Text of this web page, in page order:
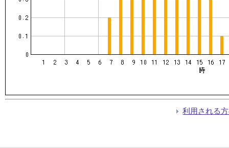
利用される